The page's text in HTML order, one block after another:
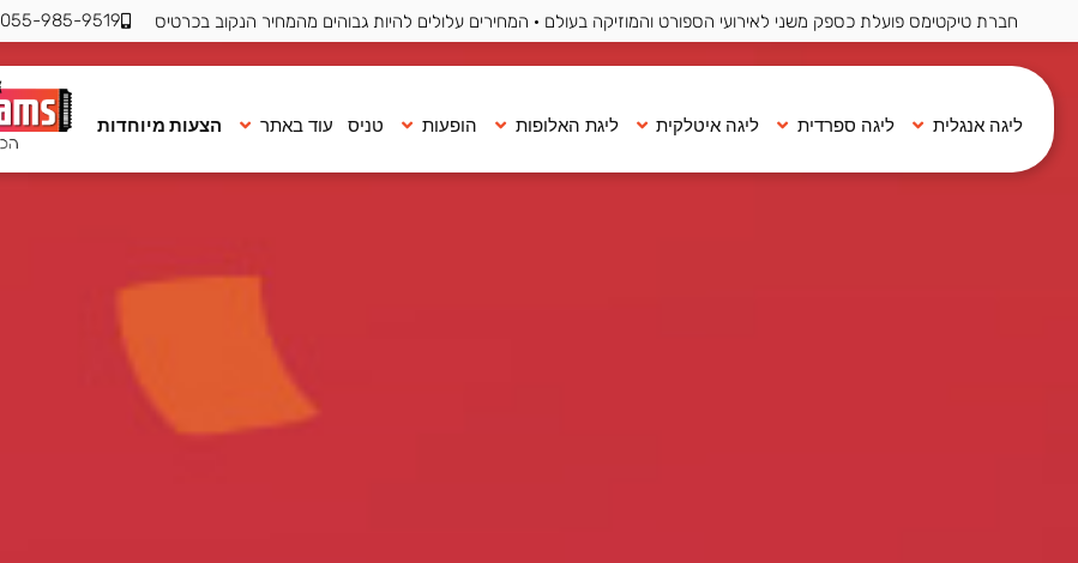
חברת טיקטימס פועלת כספק משני לאירועי הספורט והמוזיקה בעולם · המחירים עלולים להיות גבוהים מהמחיר הנקוב בכרטיס 055-985-9519
ליגה אנגלית ליגה ספרדית ליגה איטלקית ליגת האלופות הופעות טניס עוד באתר הצעות מיוחדות